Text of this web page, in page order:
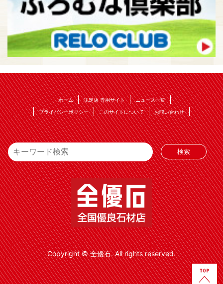
ホーム 認定店 専用サイト
ニュース一覧
プライバシーポリシー
このサイトについて お問い合わせ
Copyright © 全優石. All rights reserved.